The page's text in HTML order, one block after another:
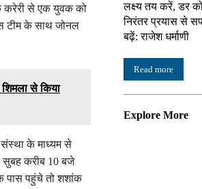
करेरी से एक युवक को
टीम के साथ जोनल
से किया
के माध्यम से
सुबह करीब 10 बजे
पास पहुंचे तो शशांक
लक्ष्य तय करें, डर
निरंतर प्रयास से
बढ़ें: राजेश धर्माणी
Read more
Explore More